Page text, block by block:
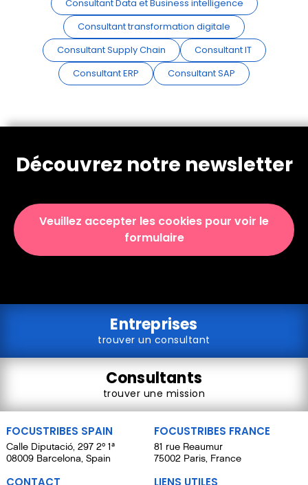
Consultant Data et Business intelligence
Consultant transformation digitale
Consultant Supply Chain
Consultant IT
Consultant ERP
Consultant SAP
Découvrez notre newsletter
Veuillez accepter les cookies pour voir le
formulaire
Entreprises
trouver un consultant
Consultants
trouver une mission
FOCUSTRIBES SPAIN
Calle Diputació, 297 2º 1ª
08009 Barcelona, Spain
FOCUSTRIBES FRANCE
81 rue Reaumur
75002 Paris, France
CONTACT LIENS UTILES